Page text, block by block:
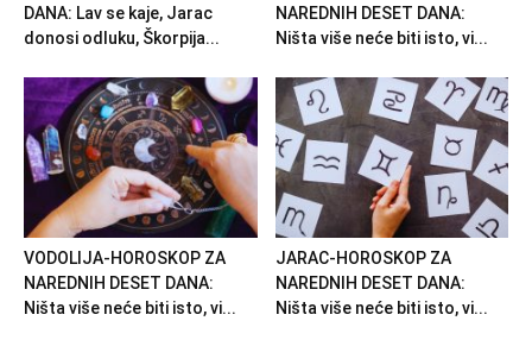
DANA: Lav se kaje, Jarac
donosi odluku, Škorpija...
NAREDNIH DESET DANA:
Ništa više neće biti isto, vi...
VODOLIJA-HOROSKOP ZA
NAREDNIH DESET DANA:
Ništa više neće biti isto, vi...
JARAC-HOROSKOP ZA
NAREDNIH DESET DANA:
Ništa više neće biti isto, vi...